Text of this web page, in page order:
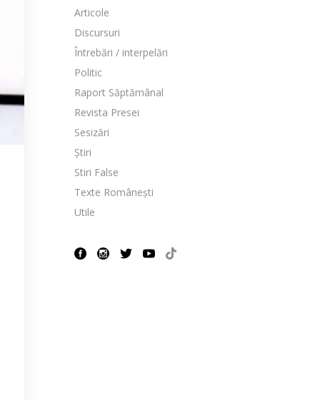
Articole
Discursuri
Întrebări / interpelări
Politic
Raport Săptămânal
Revista Presei
Sesizări
Știri
Stiri False
Texte Românești
Utile